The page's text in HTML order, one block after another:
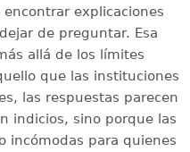
explicaciones
de preguntar. Esa
allá de los límites
que las instituciones
las respuestas parecen
indicios, sino porque las
incómodas para quienes